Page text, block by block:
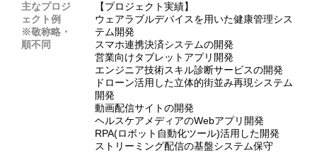
主なプロジ
ェクト例
※敬称略・
順不同
【プロジェクト実績】
ウェアラブルデバイスを用いた健康管理シス
テム開発
スマホ連携決済システムの開発
営業向けタブレットアプリ開発
エンジニア技術スキル診断サービスの開発
ドローン活用した立体的街並み再現システム
開発
動画配信サイトの開発
ヘルスケアメディアのWebアプリ開発
RPA(ロボット自動化ツール)活用した開発
ストリーミング配信の基盤システム保守